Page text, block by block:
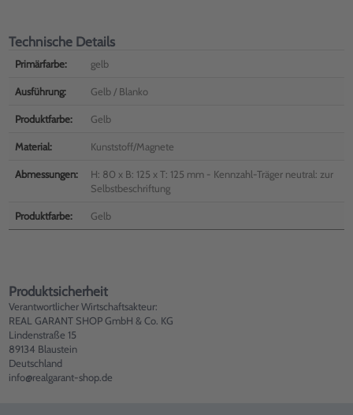
Technische Details
Primärfarbe: gelb
Ausführung: Gelb / Blanko
Produktfarbe: Gelb
Material: Kunststoff/Magnete
Abmessungen:
H: 80 x B: 125 x T: 125 mm - Kennzahl-Träger neutral: zur
Selbstbeschriftung
Produktfarbe: Gelb
Produktsicherheit
Verantwortlicher Wirtschaftsakteur:
REAL GARANT SHOP GmbH & Co. KG
Lindenstraße 15
89134 Blaustein
Deutschland
info@realgarant-shop.de